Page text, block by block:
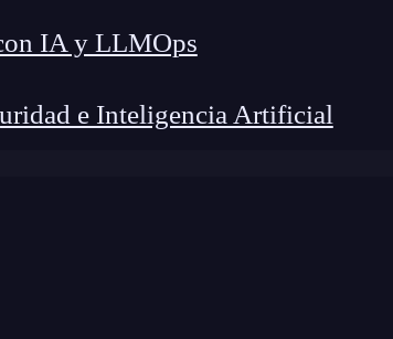
IA y LLMOps
e Inteligencia Artificial